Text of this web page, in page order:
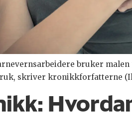
bruker
skriver kronikkforfatterne